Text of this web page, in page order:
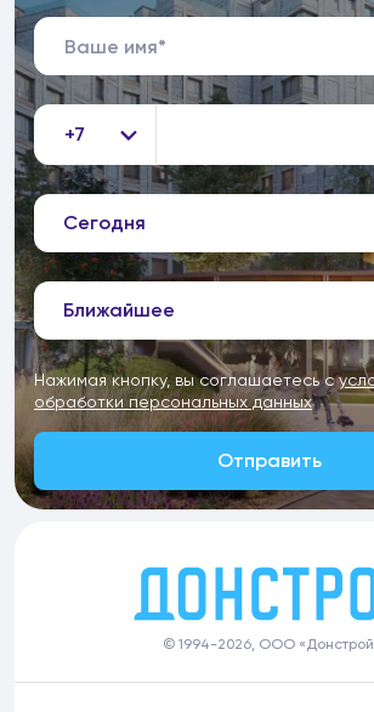
+7
Сегодня
Ближайшее
Нажимая кнопку, вы соглашаетесь с
обработки персональных данных
Отправить
© 1994-2026, ООО